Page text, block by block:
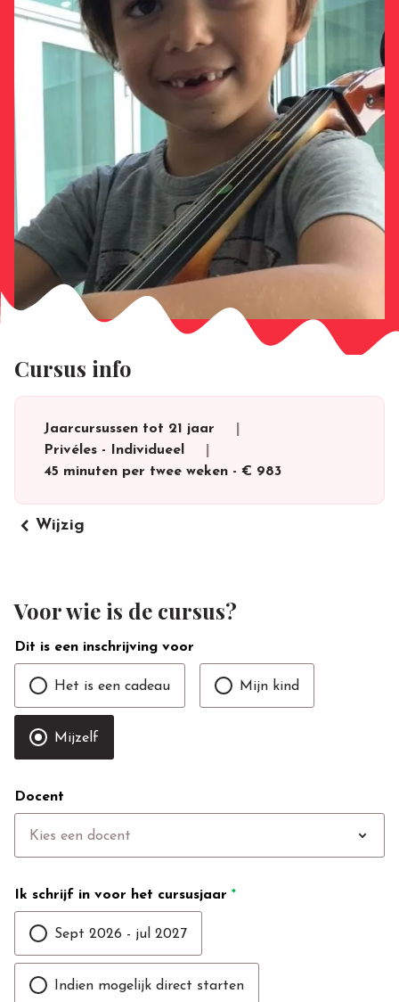
Cursus info
Jaarcursussen tot 21 jaar
Privéles - Individueel
45 minuten per twee weken - € 983
keyboard_arrow_left Wijzig
Voor wie is de cursus?
Dit is een inschrijving voor
Het is een cadeau Mijn kind
Mijzelf
Docent
Kies een docent expand_more
Ik schrijf in voor het cursusjaar *
Sept 2026 - jul 2027
Indien mogelijk direct starten